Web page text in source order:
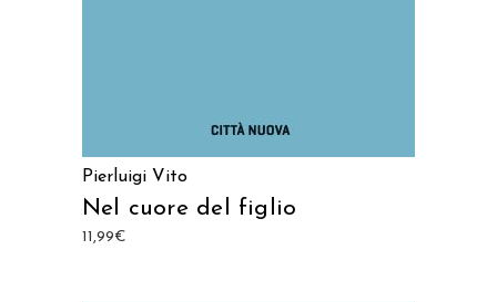
Pierluigi Vito
Nel cuore del figlio
11,99€